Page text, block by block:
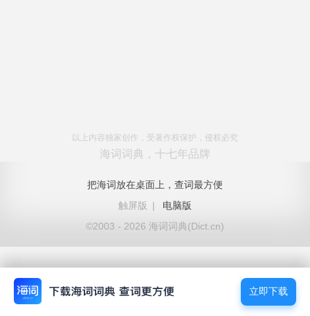
以上内容独家创作，受著作权保护，侵权必究
海词词典，十七年品牌
把海词放在桌面上，查词最方便
触屏版
|
电脑版
©2003 - 2026 海词词典(Dict.cn)
立即下载
立即下载